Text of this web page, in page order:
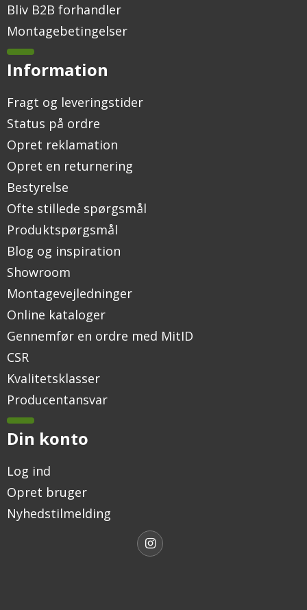
Bliv B2B forhandler
Montagebetingelser
Information
Fragt og leveringstider
Status på ordre
Opret reklamation
Opret en returnering
Bestyrelse
Ofte stillede spørgsmål
Produktspørgsmål
Blog og inspiration
Showroom
Montagevejledninger
Online kataloger
Gennemfør en ordre med MitID
CSR
Kvalitetsklasser
Producentansvar
Din konto
Log ind
Opret bruger
Nyhedstilmelding